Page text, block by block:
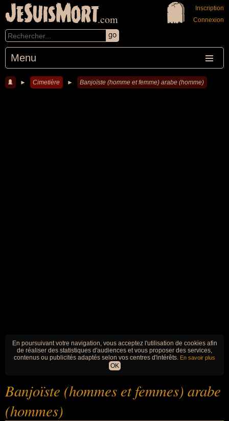
JeSuisMort.com
Menu
Inscription
Connexion
► Cimetière ► Banjoïste (homme et femme) arabe (homme)
En poursuivant votre navigation, vous acceptez l'utilisation de cookies afin
de réaliser des statistiques d'audiences et vous proposer des services,
contenus ou publicités adaptés selon vos centres d'intérêts. En savoir plus
OK
Banjoïste (hommes et femmes) arabe
(hommes)